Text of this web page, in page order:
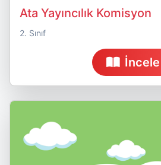
Ata Yayıncılık Komisyon
2. Sınıf
İncele